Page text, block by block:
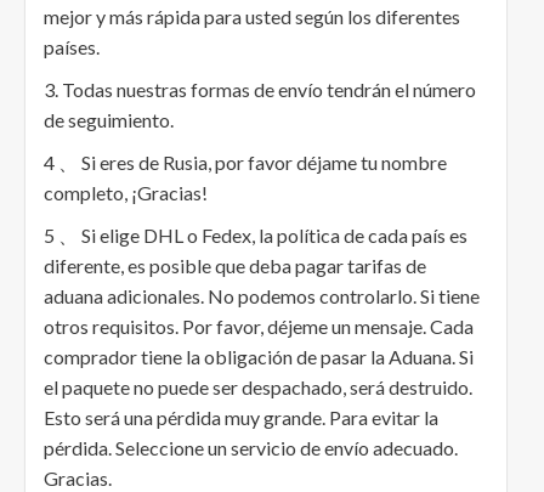
mejor y más rápida para usted según los diferentes
países.
3. Todas nuestras formas de envío tendrán el número
de seguimiento.
4 、 Si eres de Rusia, por favor déjame tu nombre
completo, ¡Gracias!
5 、 Si elige DHL o Fedex, la política de cada país es
diferente, es posible que deba pagar tarifas de
aduana adicionales. No podemos controlarlo. Si tiene
otros requisitos. Por favor, déjeme un mensaje. Cada
comprador tiene la obligación de pasar la Aduana. Si
el paquete no puede ser despachado, será destruido.
Esto será una pérdida muy grande. Para evitar la
pérdida. Seleccione un servicio de envío adecuado.
Gracias.